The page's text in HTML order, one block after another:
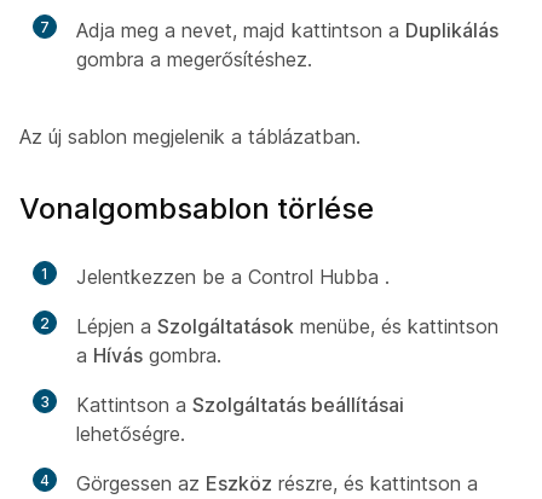
7 Adja meg a nevet, majd kattintson a Duplikálás
gombra a megerősítéshez.
Az új sablon megjelenik a táblázatban.
Vonalgombsablon törlése
1 Jelentkezzen be a Control Hubba .
2 Lépjen a Szolgáltatások menübe, és kattintson
a Hívás gombra.
3 Kattintson a Szolgáltatás beállításai
lehetőségre.
4 Görgessen az Eszköz részre, és kattintson a